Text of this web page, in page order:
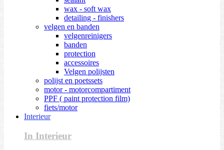
wax - soft wax
detailing - finishers
velgen en banden
velgenreinigers
banden
protection
accessoires
Velgen polijsten
polijst en poetssets
motor - motorcompartiment
PPF ( paint protection film)
fiets/motor
Interieur
In Interieur